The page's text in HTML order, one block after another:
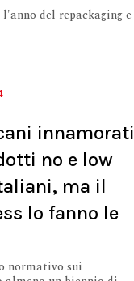
del repackaging e
innamorati
no e low
ma il
lo fanno le
normativo sui